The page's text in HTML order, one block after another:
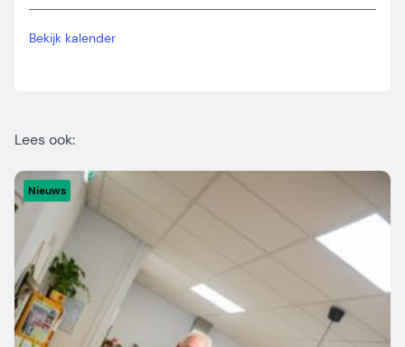
Bekijk kalender
Lees ook:
Nieuws